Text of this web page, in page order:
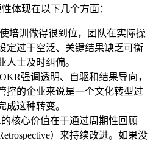
体现在以下几个方面：
培训做得很到位，团队在实际操
定过于空泛、关键结果缺乏可衡
人士及时纠偏。
强调透明、自驱和结果导向，
控的企业来说是一个文化转型过
成这种转变。
核心价值在于通过周期性回顾
）来持续改进。如果没